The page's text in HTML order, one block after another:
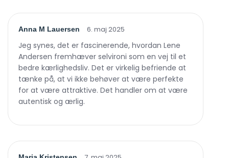
Anna M Lauersen 6. maj 2025
Jeg synes, det er fascinerende, hvordan Lene
Andersen fremhæver selvironi som en vej til et
bedre kærlighedsliv. Det er virkelig befriende at
tænke på, at vi ikke behøver at være perfekte
for at være attraktive. Det handler om at være
autentisk og ærlig.